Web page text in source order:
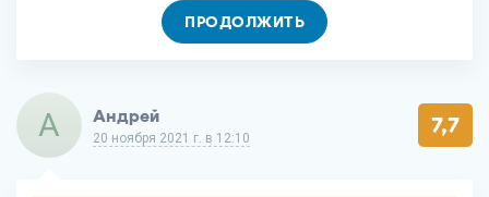
ПРОДОЛЖИТЬ
А Андрей
20 ноября 2021 г. в 12:10 7,7